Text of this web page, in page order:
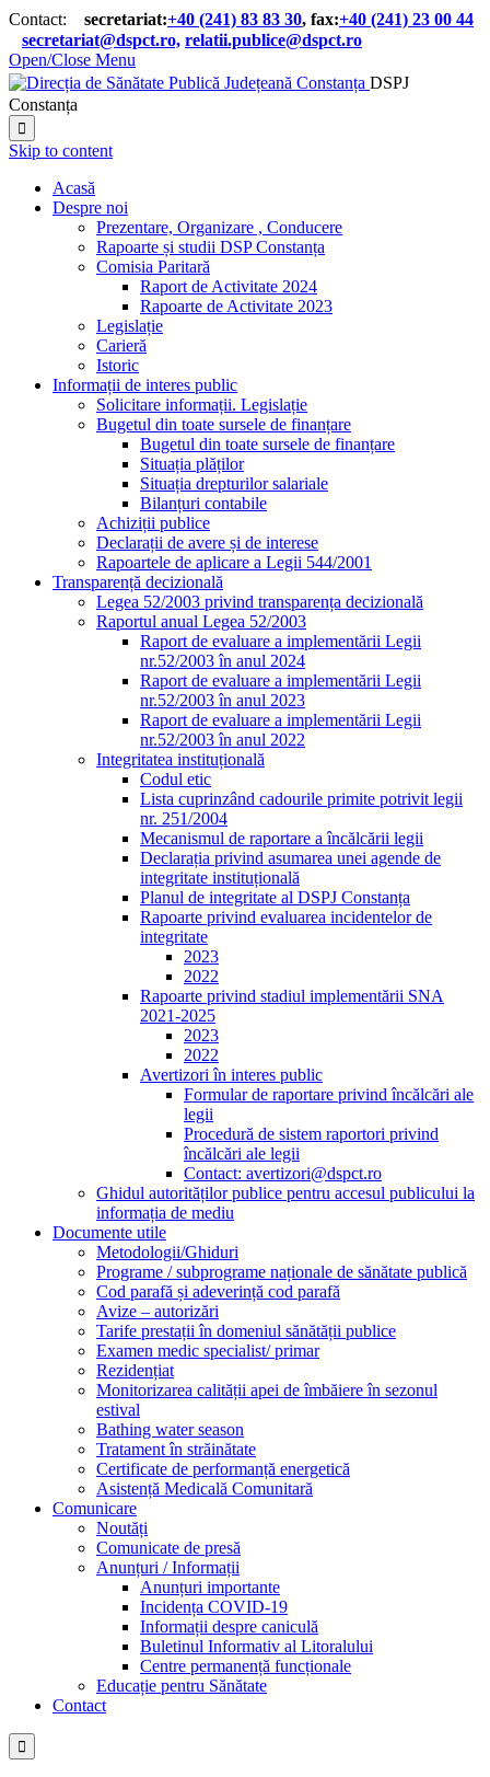
Contact: secretariat:+40 (241) 83 83 30, fax:+40 (241) 23 00 44
secretariat@dspct.ro, relatii.publice@dspct.ro
Open/Close Menu
DSPJ
Constanța

Skip to content
Acasă
Despre noi
Prezentare, Organizare , Conducere
Rapoarte și studii DSP Constanța
Comisia Paritară
Raport de Activitate 2024
Rapoarte de Activitate 2023
Legislație
Carieră
Istoric
Informații de interes public
Solicitare informații. Legislație
Bugetul din toate sursele de finanțare
Bugetul din toate sursele de finanțare
Situația plăților
Situația drepturilor salariale
Bilanțuri contabile
Achiziții publice
Declarații de avere și de interese
Rapoartele de aplicare a Legii 544/2001
Transparență decizională
Legea 52/2003 privind transparența decizională
Raportul anual Legea 52/2003
Raport de evaluare a implementării Legii
nr.52/2003 în anul 2024
Raport de evaluare a implementării Legii
nr.52/2003 în anul 2023
Raport de evaluare a implementării Legii
nr.52/2003 în anul 2022
Integritatea instituțională
Codul etic
Lista cuprinzând cadourile primite potrivit legii
nr. 251/2004
Mecanismul de raportare a încălcării legii
Declarația privind asumarea unei agende de
integritate instituțională
Planul de integritate al DSPJ Constanța
Rapoarte privind evaluarea incidentelor de
integritate
2023
2022
Rapoarte privind stadiul implementării SNA
2021-2025
2023
2022
Avertizori în interes public
Formular de raportare privind încălcări ale
legii
Procedură de sistem raportori privind
încălcări ale legii
Contact: avertizori@dspct.ro
Ghidul autorităților publice pentru accesul publicului la
informația de mediu
Documente utile
Metodologii/Ghiduri
Programe / subprograme naționale de sănătate publică
Cod parafă și adeverință cod parafă
Avize – autorizări
Tarife prestații în domeniul sănătății publice
Examen medic specialist/ primar
Rezidențiat
Monitorizarea calității apei de îmbăiere în sezonul
estival
Bathing water season
Tratament în străinătate
Certificate de performanță energetică
Asistență Medicală Comunitară
Comunicare
Noutăți
Comunicate de presă
Anunțuri / Informații
Anunțuri importante
Incidența COVID-19
Informații despre caniculă
Buletinul Informativ al Litoralului
Centre permanență funcționale
Educație pentru Sănătate
Contact
